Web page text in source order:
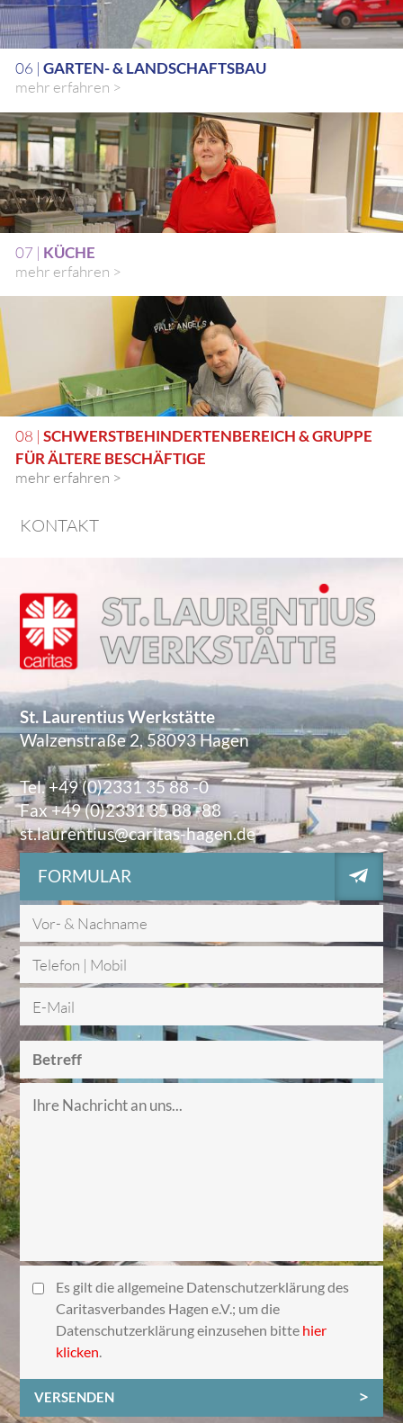
06 |GARTEN- & LANDSCHAFTSBAU
mehr erfahren >
07 | KÜCHE
mehr erfahren >
08 |SCHWERSTBEHINDERTENBEREICH & GRUPPE
FÜR ÄLTERE BESCHÄFTIGE
mehr erfahren >
KONTAKT
St. Laurentius Werkstätte
Walzenstraße 2, 58093 Hagen
Tel. +49 (0)2331 35 88 -0
Fax +49 (0)2331 35 88 -88
st.laurentius@caritas-hagen.de
FORMULAR
Es gilt die allgemeine Datenschutzerklärung des
Caritasverbandes Hagen e.V.; um die
Datenschutzerklärung einzusehen bitte hier
klicken.
VERSENDEN